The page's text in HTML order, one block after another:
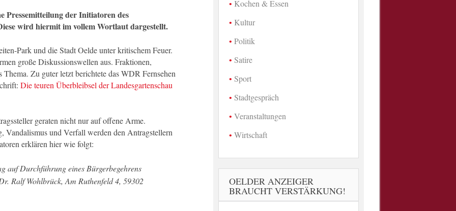
Pressemitteilung der Initiatoren des
wird hiermit im vollem Wortlaut dargestellt.
Park und die Stadt Oelde unter kritischem Feuer.
große Diskussionswellen aus. Fraktionen,
Zu guter letzt berichtete das WDR Fernsehen
Die teuren Überbleibsel der Landesgartenschau
geraten nicht nur auf offene Arme.
Vandalismus und Verfall werden den Antragstellern
erklären hier wie folgt:
Ralf Wohlbrück, Am Ruthenfeld 4, 59302
Kochen & Essen
Kultur
Politik
Satire
Sport
Stadtgespräch
Veranstaltungen
Wirtschaft
OELDER ANZEIGER
BRAUCHT VERSTÄRKUNG!